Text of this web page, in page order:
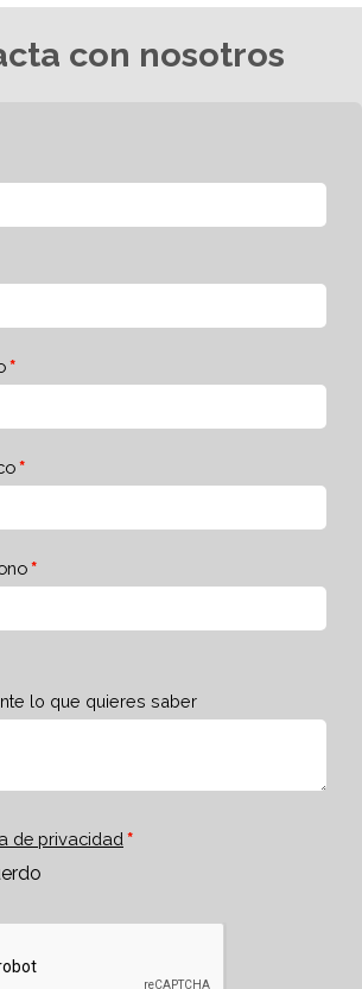
con nosotros
lo que quieres saber
de privacidad